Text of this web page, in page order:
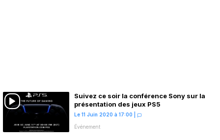
Suivez ce soir la conférence Sony sur la
présentation des jeux PS5
Le 11 Juin 2020 à 17:00
Événement